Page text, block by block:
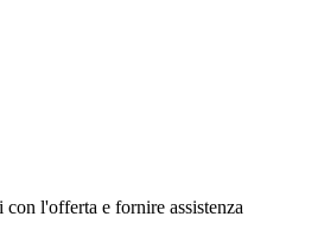
l'offerta e fornire assistenza